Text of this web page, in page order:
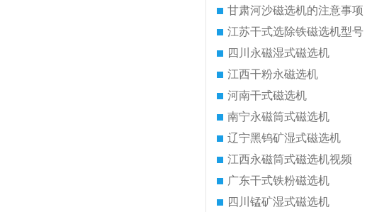
甘肃河沙磁选机的注意事项
江苏干式选除铁磁选机型号
四川永磁湿式磁选机
江西干粉永磁选机
河南干式磁选机
南宁永磁筒式磁选机
辽宁黑钨矿湿式磁选机
江西永磁筒式磁选机视频
广东干式铁粉磁选机
四川锰矿湿式磁选机